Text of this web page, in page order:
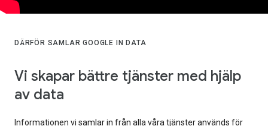
DÄRFÖR SAMLAR GOOGLE IN DATA
Vi skapar bättre tjänster med hjälp
av data
Informationen vi samlar in från alla våra tjänster används för